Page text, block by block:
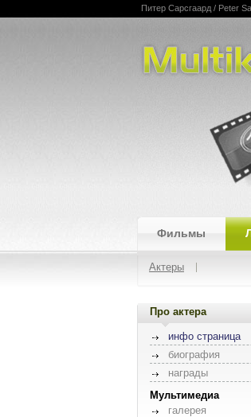
Питер Сарсгаард / Peter
Фильмы
Актеры
Про актера
инфо страница
биография
награды
Мультимедиа
галерея